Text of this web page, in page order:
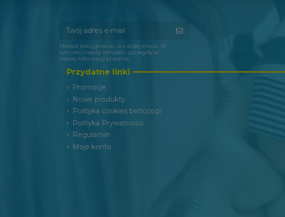
Możesz zrezygnować w każdej chwili. W
tym celu należy odnaleźć szczegóły w
naszej informacji prawnej.
Przydatne linki
Promocje
Nowe produkty
Polityka cookies beticco.pl
Polityka Prywatności
Regulamin
Moje konto